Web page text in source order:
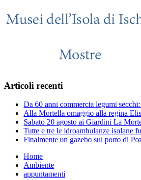
Articoli recenti
Da 60 anni commercia legumi
Alla Mortella omaggio alla regina
Sabato 20 agosto ai Giardini La
Tutte e tre le idroambulanze isolane
Finalmente un gazebo sul porto di
Home
Ambiente
appuntamenti